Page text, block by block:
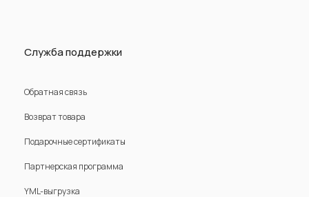
Служба поддержки
Обратная связь
Возврат товара
Подарочные сертификаты
Партнерская программа
YML-выгрузка